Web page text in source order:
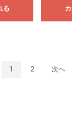
る
1 2 次へ